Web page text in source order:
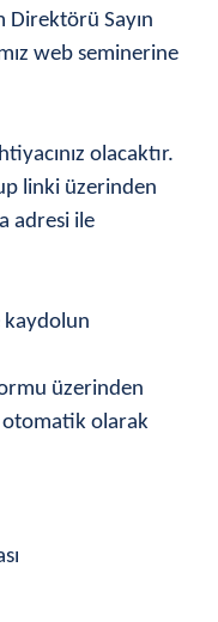
Direktörü Sayın
web seminerine
olacaktır.
linki üzerinden
adresi ile
kaydolun
üzerinden
otomatik olarak